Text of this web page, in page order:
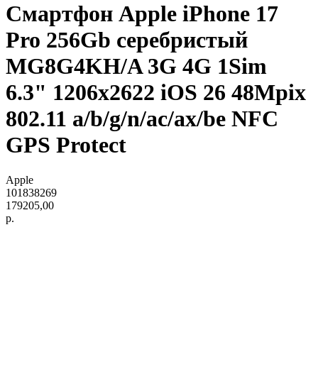
Смартфон Apple iPhone 17
Pro 256Gb серебристый
MG8G4KH/A 3G 4G 1Sim
6.3" 1206x2622 iOS 26 48Mpix
802.11 a/b/g/n/ac/ax/be NFC
GPS Protect
Apple
101838269
179205,00
р.